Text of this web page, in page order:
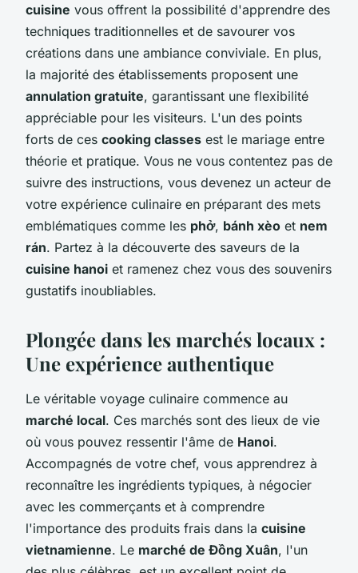
cuisine vous offrent la possibilité d'apprendre des
techniques traditionnelles et de savourer vos
créations dans une ambiance conviviale. En plus,
la majorité des établissements proposent une
annulation gratuite, garantissant une flexibilité
appréciable pour les visiteurs. L'un des points
forts de ces cooking classes est le mariage entre
théorie et pratique. Vous ne vous contentez pas de
suivre des instructions, vous devenez un acteur de
votre expérience culinaire en préparant des mets
emblématiques comme les phở, bánh xèo et nem
rán. Partez à la découverte des saveurs de la
cuisine hanoi et ramenez chez vous des souvenirs
gustatifs inoubliables.
Plongée dans les marchés locaux :
Une expérience authentique
Le véritable voyage culinaire commence au
marché local. Ces marchés sont des lieux de vie
où vous pouvez ressentir l'âme de Hanoi.
Accompagnés de votre chef, vous apprendrez à
reconnaître les ingrédients typiques, à négocier
avec les commerçants et à comprendre
l'importance des produits frais dans la cuisine
vietnamienne. Le marché de Đồng Xuân, l'un